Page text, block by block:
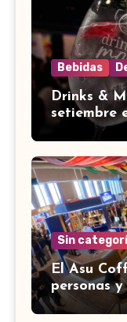
Bebidas
Drinks &
setiembre
Sin
El Asu
personas